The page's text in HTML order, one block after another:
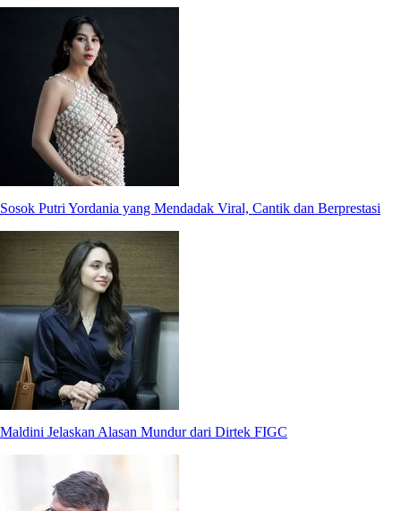
Sosok Putri Yordania yang Mendadak Viral, Cantik dan Berprestasi
Maldini Jelaskan Alasan Mundur dari Dirtek FIGC